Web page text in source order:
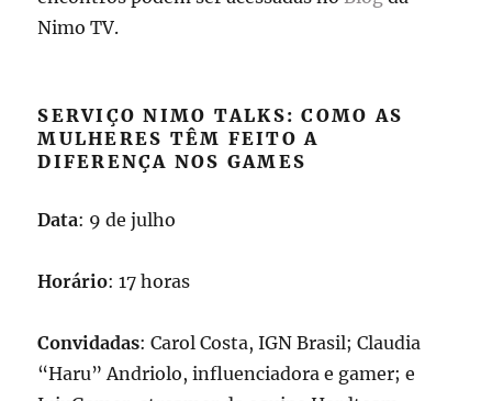
Nimo TV.
SERVIÇO NIMO TALKS: COMO AS
MULHERES TÊM FEITO A
DIFERENÇA NOS GAMES
Data: 9 de julho
Horário: 17 horas
Convidadas: Carol Costa, IGN Brasil; Claudia
“Haru” Andriolo, influenciadora e gamer; e